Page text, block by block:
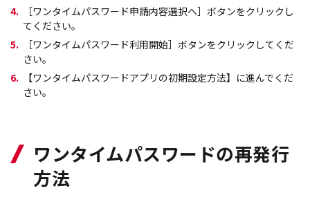
4.
［ワンタイムパスワード申請内容選択へ］ボタンをクリックし
てください。
5.
［ワンタイムパスワード利用開始］ボタンをクリックしてくだ
さい。
6.
【ワンタイムパスワードアプリの初期設定方法】に進んでくだ
さい。
ワンタイムパスワードの再発行
方法